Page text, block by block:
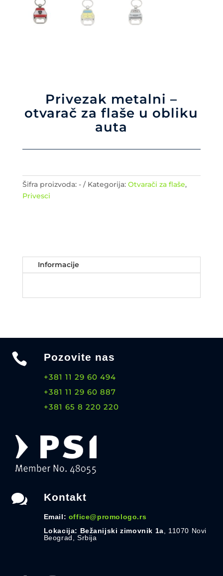
Privezak metalni –
otvarač za flaše u obliku
auta
Šifra proizvoda: - Kategorija: Otvarači za flaše,
Privesci
Informacije
 Pozovite nas
+381 11 29 60 494
+381 11 29 60 887
+381 65 8 220 220
 Kontakt
Email: office@promologo.rs
Lokacija: Bežanijski zimovnik 1a , 11070 Novi
Beograd, Srbija